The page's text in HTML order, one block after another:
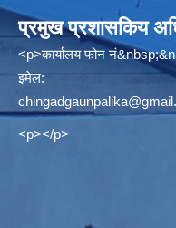
प्रमुख प्रशासकिय
<p>कार्यालय फोन
इमेल:
<p></p>